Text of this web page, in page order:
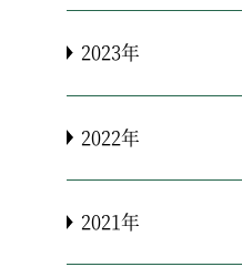
2023年
2022年
2021年